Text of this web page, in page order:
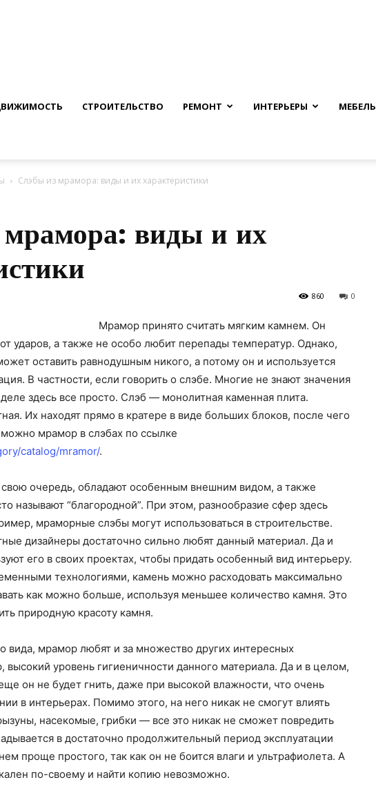
СТРОИТЕЛЬСТВО РЕМОНТ ИНТЕРЬЕРЫ МЕБЕЛЬ
Слэбы из мрамора: виды и их характеристики
виды и их
0
860
Мрамор принято считать мягким камнем. Он
ударов, а также не особо любит перепады температур. Однако,
оставить равнодушным никого, а потому он и используется
В частности, если говорить о слэбе. Многие не знают значения
здесь все просто. Слэб — монолитная каменная плита.
Их находят прямо в кратере в виде больших блоков, после чего
можно мрамор в слэбах по ссылке
catalog/mramor/.
очередь, обладают особенным внешним видом, а также
называют “благородной”. При этом, разнообразие сфер здесь
мраморные слэбы могут использоваться в строительстве.
дизайнеры достаточно сильно любят данный материал. Да и
его в своих проектах, чтобы придать особенный вид интерьеру.
технологиями, камень можно расходовать максимально
как можно больше, используя меньшее количество камня. Это
природную красоту камня.
вида, мрамор любят и за множество других интересных
уровень гигиеничности данного материала. Да и в целом,
он не будет гнить, даже при высокой влажности, что очень
в интерьерах. Помимо этого, на него никак не смогут влиять
насекомые, грибки — все это никак не сможет повредить
в достаточно продолжительный период эксплуатации
проще простого, так как он не боится влаги и ультрафиолета. А
по-своему и найти копию невозможно.